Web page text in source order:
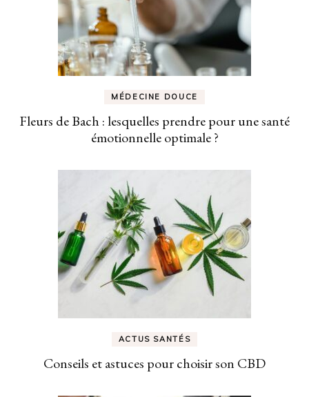
MÉDECINE DOUCE
Fleurs de Bach : lesquelles prendre pour une santé
émotionnelle optimale ?
ACTUS SANTÉS
Conseils et astuces pour choisir son CBD